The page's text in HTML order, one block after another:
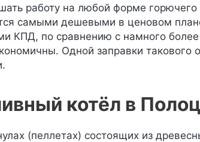
работу на любой форме
самыми дешевыми в ценовом
КПД, по сравнению с намного
Одной заправки такового
котёл в
(пеллетах) состоящих из